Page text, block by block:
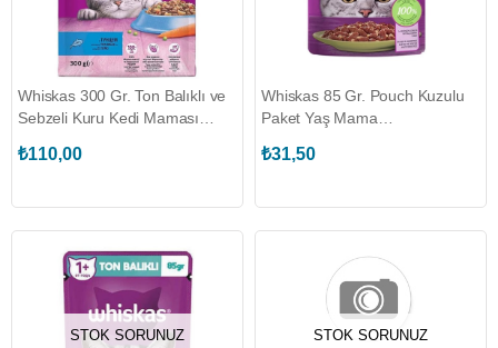
Whiskas 300 Gr. Ton Balıklı ve
Sebzeli Kuru Kedi Maması
₺110,00
Whiskas 85 Gr. Pouch Kuzulu
Paket Yaş Mama
₺31,50
STOK SORUNUZ STOK SORUNUZ